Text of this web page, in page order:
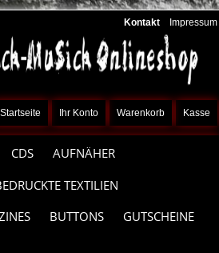
Kontakt Impressum
Kasse
Warenkorb
Ihr Konto
Startseite
CDS
AUFNÄHER
TEXTILIEN
BUTTONS
GUTSCHEINE